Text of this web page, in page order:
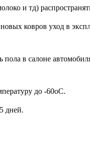
и тд)
ковров уход в
в салоне
до -60oC.
дней.